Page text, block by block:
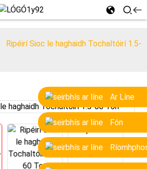
Ar Líne
Fón
Ripéirí Sioc le haghaidh Tochaltóirí 1.5-